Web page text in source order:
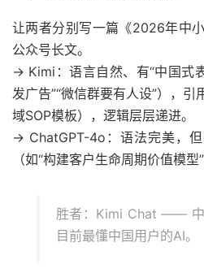
让两者分别写一篇《2026年中
公众号长文。
→ Kimi：语言自然、有“中国式
发广告”“微信群要有人设”），
域SOP模板），逻辑层层递进。
→ ChatGPT-4o：语法完美，
（如“构建客户生命周期价值模型
胜者：Kimi Chat —— 中
目前最懂中国用户的AI。